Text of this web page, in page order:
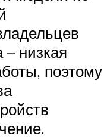
– низкая
поэтому